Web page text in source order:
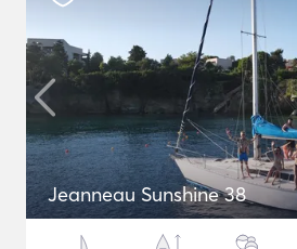
Jeanneau Sunshine 38